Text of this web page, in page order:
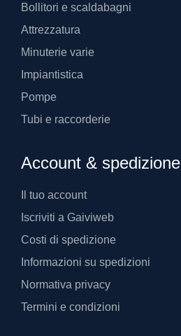
Bollitori e scaldabagni
Attrezzatura
Minuterie varie
Impiantistica
Pompe
Tubi e raccorderie
Account & spedizione
Il tuo account
Iscriviti a Gaiviweb
Costi di spedizione
Informazioni su spedizioni
Normativa privacy
Termini e condizioni